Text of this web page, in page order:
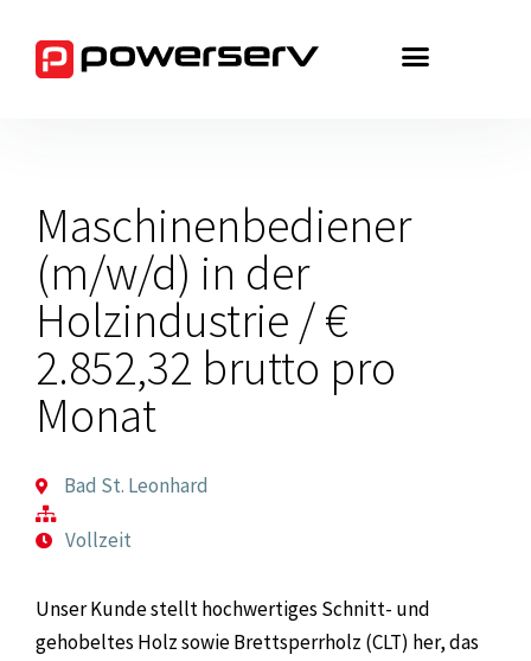
Inhalt
springen
Maschinenbediener
(m/w/d) in der
Holzindustrie / €
2.852,32 brutto pro
Monat
Bad St. Leonhard
Vollzeit
Unser Kunde stellt hochwertiges Schnitt- und
gehobeltes Holz sowie Brettsperrholz (CLT) her, das